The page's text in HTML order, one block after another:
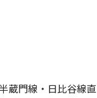
蔵門線・日比谷線直